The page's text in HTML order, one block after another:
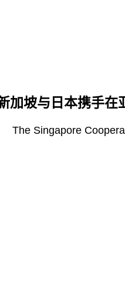
加坡与日本携手在
The Singapore